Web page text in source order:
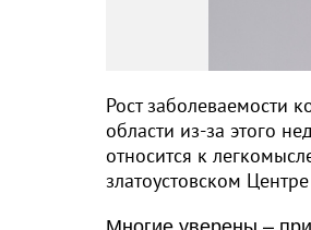
Рост заболеваемости
области из-за этого
относится к
златоустовском
Многие уверены –